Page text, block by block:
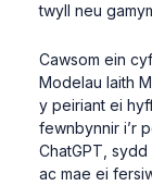
twyll neu
Cawsom ein
Modelau Iaith
y peiriant ei
fewnbynnir i’r
ChatGPT,
ac mae ei